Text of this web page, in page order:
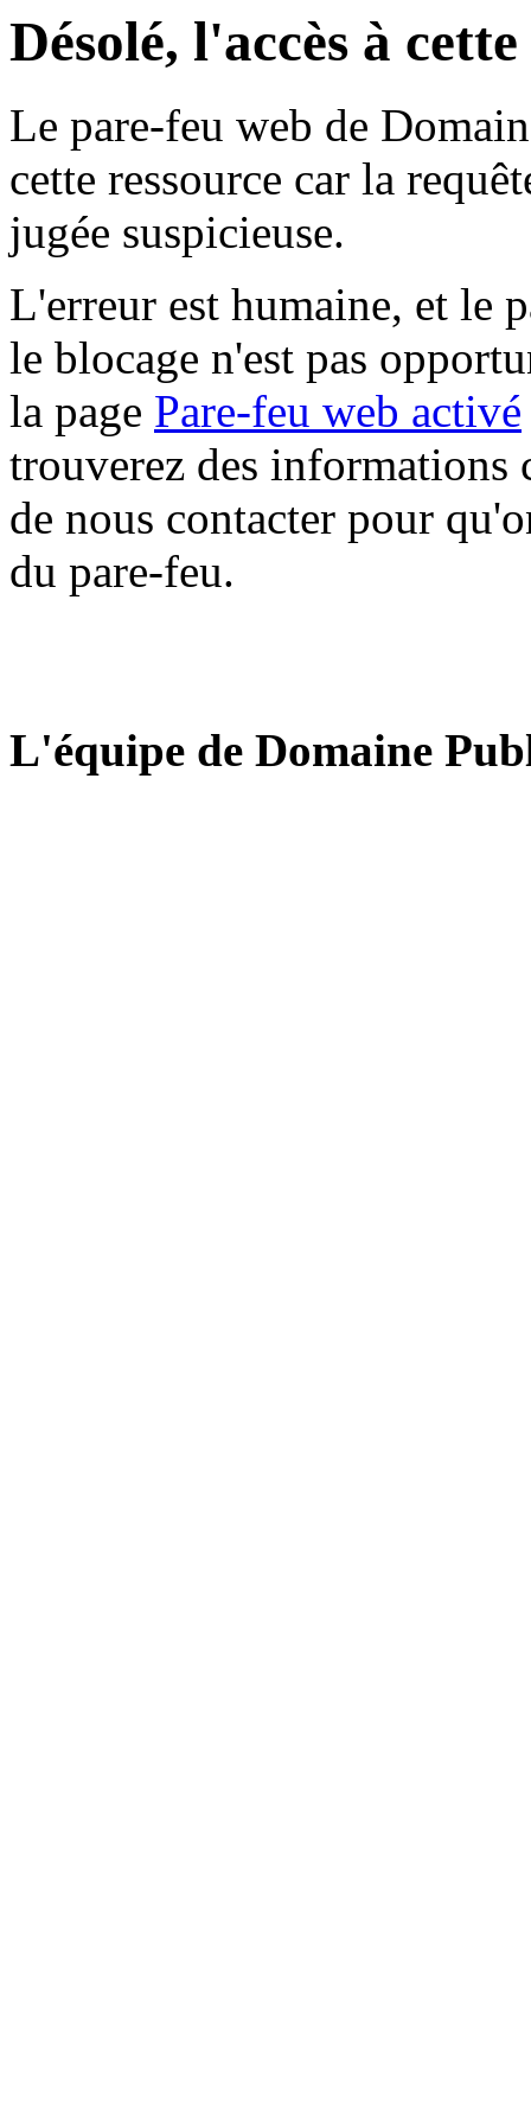
Désolé, l'accès à
Le pare-feu web de
cette ressource car la
jugée suspicieuse.
L'erreur est humaine, et le
le blocage n'est pas
la page Pare-feu web activé
trouverez des informations
de nous contacter pour
du pare-feu.
L'équipe de Domaine